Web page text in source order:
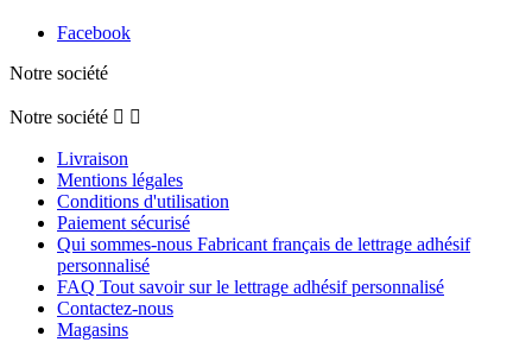
Facebook
Notre société
Notre société  
Livraison
Mentions légales
Conditions d'utilisation
Paiement sécurisé
Qui sommes-nous Fabricant français de lettrage adhésif
personnalisé
FAQ Tout savoir sur le lettrage adhésif personnalisé
Contactez-nous
Magasins